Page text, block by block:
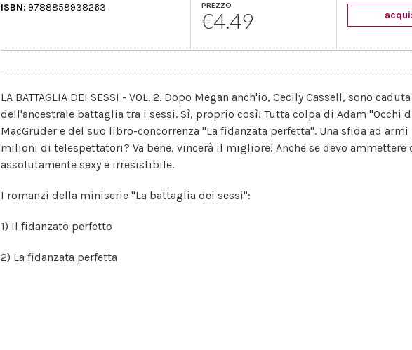
ISBN: 9788858938263 PREZZO
€4.49
LA BATTAGLIA DEI SESSI - VOL. 2. Dopo Megan anch'io, Cecily Cassell, sono
dell'ancestrale battaglia tra i sessi. Sì, proprio così! Tutta colpa di Adam "Occhi
MacGruder e del suo libro-concorrenza "La fidanzata perfetta". Una sfida ad
milioni di telespettatori? Va bene, vincerà il migliore! Anche se devo ammettere
assolutamente sexy e irresistibile.
I romanzi della miniserie "La battaglia dei sessi":
1) Il fidanzato perfetto
2) La fidanzata perfetta